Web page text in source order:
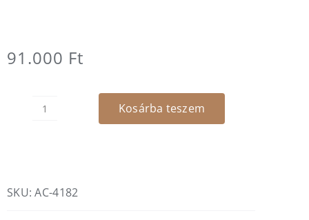
91.000 Ft
Nora
szék
Kosárba teszem
SKU:AC-4182